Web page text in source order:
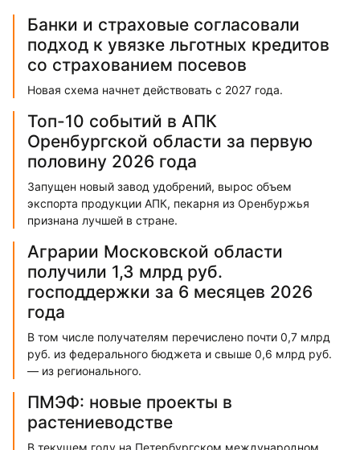
Банки и страховые согласовали
подход к увязке льготных кредитов
со страхованием посевов
Новая схема начнет действовать с 2027 года.
Топ-10 событий в АПК
Оренбургской области за первую
половину 2026 года
Запущен новый завод удобрений, вырос объем
экспорта продукции АПК, пекарня из Оренбуржья
признана лучшей в стране.
Аграрии Московской области
получили 1,3 млрд руб.
господдержки за 6 месяцев 2026
года
В том числе получателям перечислено почти 0,7 млрд
руб. из федерального бюджета и свыше 0,6 млрд руб.
— из регионального.
ПМЭФ: новые проекты в
растениеводстве
В текущем году на Петербургском международном